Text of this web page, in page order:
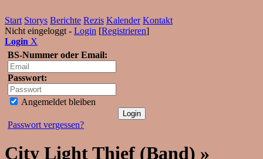
Start Storys Berichte Rezis Kalender Kontakt
Nicht eingeloggt - Login [Registrieren]
Login X
BS-Nummer oder Email:
Passwort:
Angemeldet bleiben
Passwort vergessen?
City Light Thief (Band) »